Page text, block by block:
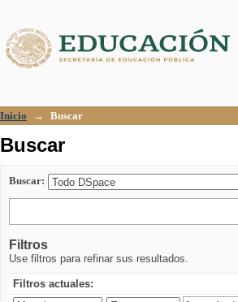
Inicio → Buscar
Buscar
Buscar:
Filtros
Use filtros para refinar sus resultados.
Filtros actuales: